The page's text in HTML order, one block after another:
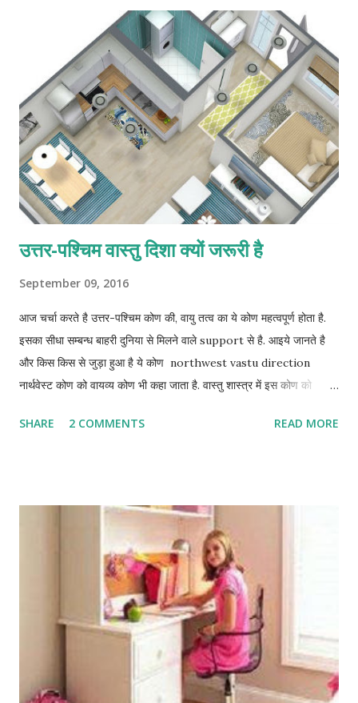
उत्तर-पश्चिम वास्तु दिशा क्यों जरूरी है
September 09, 2016
आज चर्चा करते है उत्तर-पश्चिम कोण की, वायु तत्व का ये कोण महत्वपूर्ण होता है.
इसका सीधा सम्बन्ध बाहरी दुनिया से मिलने वाले support से है. आइये जानते है
और किस किस से जुड़ा हुआ है ये कोण northwest vastu direction
नार्थवेस्ट कोण को वायव्य कोण भी कहा जाता है. वास्तु शास्त्र में इस कोण को
staff, banks, clients आदि. इसमे दोस्त और रिश्तेदारों से मिलने वाला
northwest- west का area depression देता है. और साथ ही वायु तत्व
ज्यादा होने के कारण mind relax नही रहता। हां अगर घूमने फिरने में मज़ा आता है
या marketing जैसा काम है तो ये रूम लिया जा सकता है. God related to
northwest वास्तु शास्त्र में इस zone को कुलदेवी - कुलदेवता के लिए बताया
गया है. जिनसे हमे support मिलता रहता है. अगर कुलदेवी की...
SHARE 2 COMMENTS READ MORE